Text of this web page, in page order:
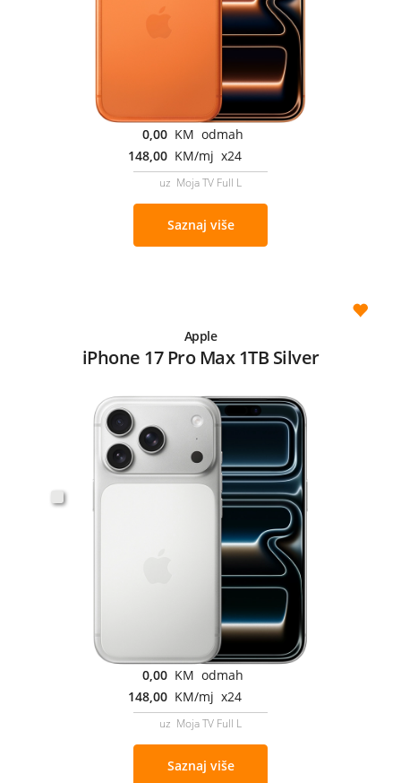
0,00 KM odmah
148,00 KM/mj x24
uz Moja TV Full L
Saznaj više
Apple
iPhone 17 Pro Max 1TB Silver
0,00 KM odmah
148,00 KM/mj x24
uz Moja TV Full L
Saznaj više